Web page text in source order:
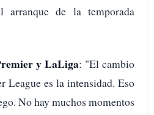
de la temporada
y LaLiga: "El cambio
League es la intensidad. Eso
No hay muchos momentos